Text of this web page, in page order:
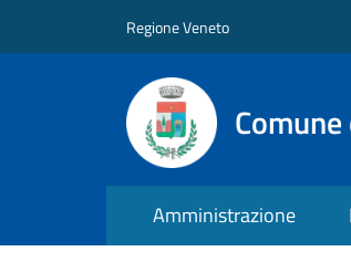
Regione Veneto
Amministrazione